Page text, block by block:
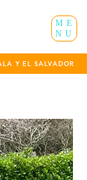
Y EL SALVADOR
ME
NU